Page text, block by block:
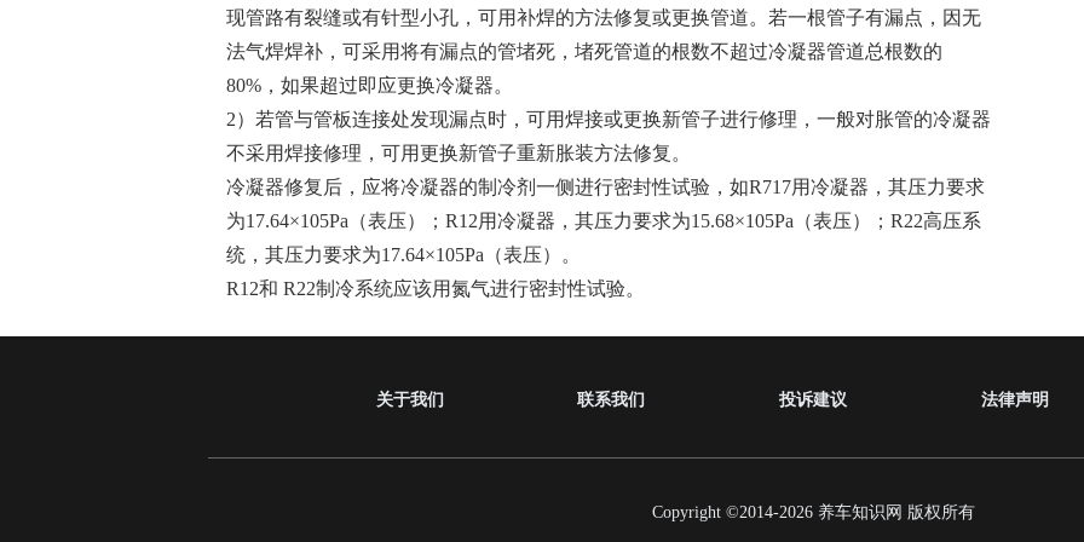
现管路有裂缝或有针型小孔，可用补焊的方法修复或更换管道。若一根管子有漏点，因无
法气焊焊补，可采用将有漏点的管堵死，堵死管道的根数不超过冷凝器管道总根数的
80%，如果超过即应更换冷凝器。
2）若管与管板连接处发现漏点时，可用焊接或更换新管子进行修理，一般对胀管的冷凝器
不采用焊接修理，可用更换新管子重新胀装方法修复。
冷凝器修复后，应将冷凝器的制冷剂一侧进行密封性试验，如R717用冷凝器，其压力要求
为17.64×105Pa（表压）；R12用冷凝器，其压力要求为15.68×105Pa（表压）；R22高压系
统，其压力要求为17.64×105Pa（表压）。
R12和 R22制冷系统应该用氮气进行密封性试验。
关于我们 联系我们 投诉建议 法律声明
Copyright ©2014-2026 养车知识网 版权所有